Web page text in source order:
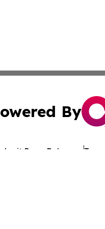
By
Press Release